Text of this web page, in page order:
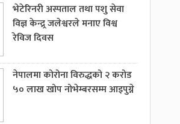
भेटेरिनरी अस्पताल तथा पशु सेवा
विज्ञ केन्द्र्र जलेश्वरले मनाए विश्व
रेविज दिवस
नेपालमा कोरोना विरुद्धको २ करोड
५० लाख खोप नोभेम्बरसम्म आइपुग्ने